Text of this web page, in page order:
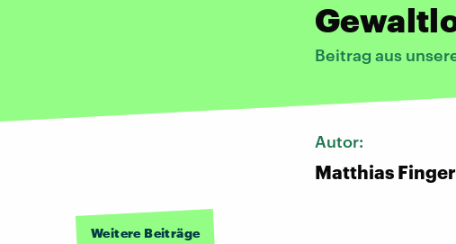
Beitrag aus
Autor:
Matthias Finger
Weitere Beiträge